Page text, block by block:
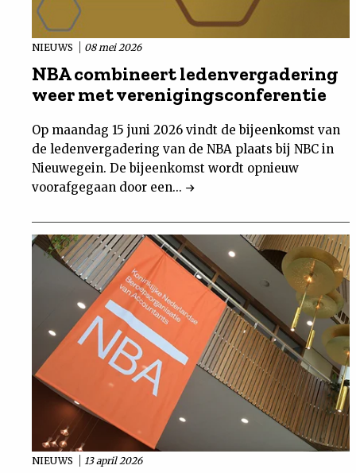
NIEUWS 08 mei 2026
NBA combineert ledenvergadering
weer met verenigingsconferentie
Op maandag 15 juni 2026 vindt de bijeenkomst van
de ledenvergadering van de NBA plaats bij NBC in
Nieuwegein. De bijeenkomst wordt opnieuw
voorafgegaan door een...
NIEUWS 13 april 2026